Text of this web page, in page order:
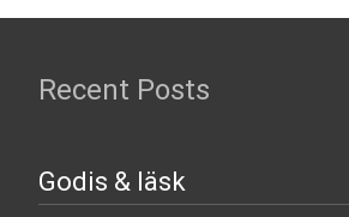
Recent Posts
Godis & läsk